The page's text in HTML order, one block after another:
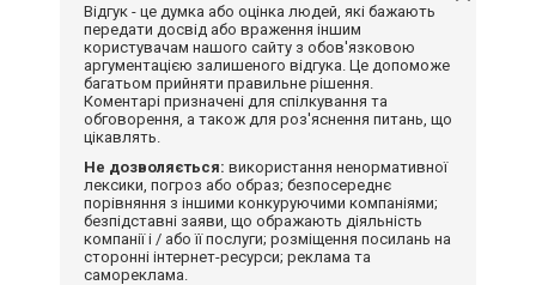
Відгук - це думка або оцінка людей, які бажають
передати досвід або враження іншим
користувачам нашого сайту з обов'язковою
аргументацією залишеного відгука. Це допоможе
багатьом прийняти правильне рішення.
Коментарі призначені для спілкування та
обговорення, а також для роз'яснення питань, що
цікавлять.
Не дозволяється: використання ненормативної
лексики, погроз або образ; безпосереднє
порівняння з іншими конкуруючими компаніями;
безпідставні заяви, що ображають діяльність
компанії і / або її послуги; розміщення посилань на
сторонні інтернет-ресурси; реклама та
самореклама.